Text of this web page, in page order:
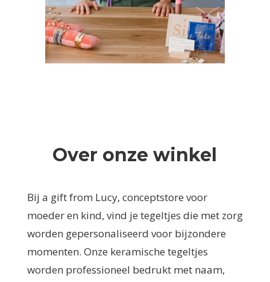
Over onze winkel
Bij a gift from Lucy, conceptstore voor
moeder en kind, vind je tegeltjes die met zorg
worden gepersonaliseerd voor bijzondere
momenten. Onze keramische tegeltjes
worden professioneel bedrukt met naam,